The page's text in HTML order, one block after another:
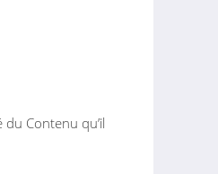
Contenu qu’il